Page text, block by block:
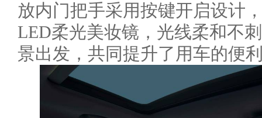
放内门把手采用按键开启设计
LED柔光美妆镜，光线柔和不
景出发，共同提升了用车的便